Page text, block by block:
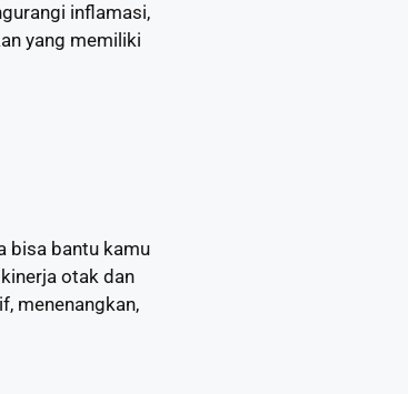
inflamasi,
yang memiliki
bisa bantu kamu
otak dan
menenangkan,